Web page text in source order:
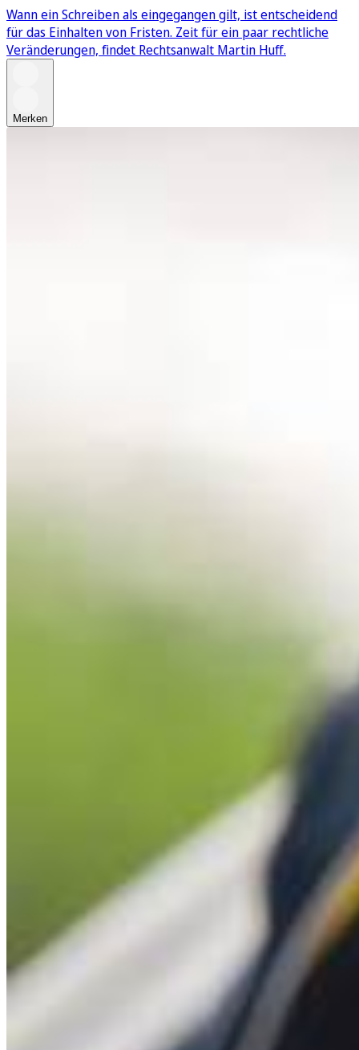
Wann ein Schreiben als eingegangen gilt, ist entscheidend
für das Einhalten von Fristen. Zeit für ein paar rechtliche
Veränderungen, findet Rechtsanwalt Martin Huff.
Merken